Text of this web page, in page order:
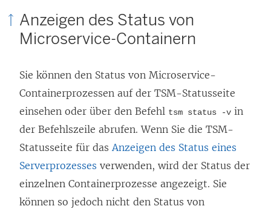
Anzeigen des Status von
Microservice-Containern
Sie können den Status von Microservice-
Containerprozessen auf der TSM-Statusseite
einsehen oder über den Befehl tsm status -v in
der Befehlszeile abrufen. Wenn Sie die TSM-
Statusseite für dasAnzeigen des Status eines
Serverprozesses verwenden, wird der Status der
einzelnen Containerprozesse angezeigt. Sie
können so jedoch nicht den Status von